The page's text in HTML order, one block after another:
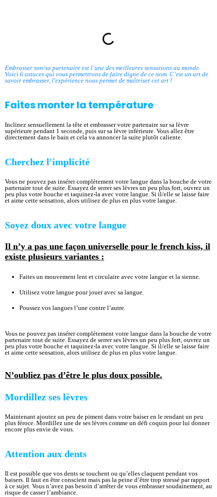
Embrasser son/sa partenaire est l’une des meilleures sensations au monde.
Voici 6 astuces qui vous permettrons de faire digne de ce nom. C’est un art de
savoir embrasser, l'expérience nous permet de maîtriser cet art !
Faites monter la température
Inclinez sensuellement la tête et embrasser votre partenaire sur sa lèvre
supérieure pendant 1 seconde, puis sur sa lèvre inférieure. Vous allez être
directement dans le bain et cela va annoncer la suite plutôt caliente.
Cherchez l'implicité
Vous ne pouvez pas insérer complètement votre langue dans la bouche de votre
partenaire tout de suite. Essayez de serrer ses lèvres un peu plus fort, ouvrez un
peu plus votre bouche et taquinez-la avec votre langue. Si il/elle se laisse faire
et aime cette sensation, alors utilisez de plus en plus votre langue.
Soyez doux avec votre langue
Il n’y a pas une façon universelle pour le french kiss, il
existe plusieurs variantes :
Faites un mouvement lent et circulaire avec votre langue et la sienne.
Utilisez votre langue pour jouer avec sa langue.
Poussez vos langues l’une contre l’autre.
Vous ne pouvez pas insérer complètement votre langue dans la bouche de votre
partenaire tout de suite. Essayez de serrer ses lèvres un peu plus fort, ouvrez un
peu plus votre bouche et taquinez-la avec votre langue. Si il/elle se laisse faire
et aime cette sensation, alors utilisez de plus en plus votre langue.
N’oubliez pas d’être le plus doux possible.
Mordillez ses lèvres
Maintenant ajoutez un peu de piment dans votre baiser en le rendant un peu
plus féroce. Mordillez une de ses lèvres comme un défi coquin pour lui donner
encore plus envie de vous.
Attention aux dents
Il est possible que vos dents se touchent ou qu’elles claquent pendant vos
baisers. Il faut en être conscient mais pas la peine d’être trop stressé par rapport
à ce sujet. Vous n’avez pas besoin d’arrêter de vous embrasser soudainement, au
risque de casser l’ambiance.